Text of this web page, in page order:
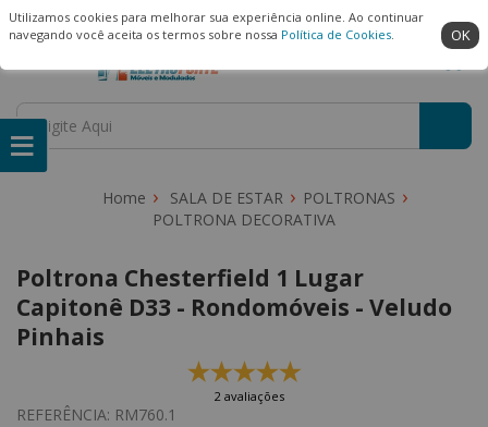
Utilizamos cookies para melhorar sua experiência online. Ao continuar
navegando você aceita os termos sobre nossa Política de Cookies. OK
(22) 99909-3407 Ambiente Seguro
SALA DE ESTAR
POLTRONAS
POLTRONA DECORATIVA
Poltrona Chesterfield 1 Lugar
Capitonê D33 - Rondomóveis - Veludo
Pinhais
2 avaliações
REFERÊNCIA: RM760.1